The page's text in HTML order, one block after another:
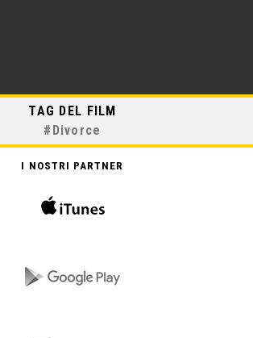
TAG DEL FILM
# Divorce
I NOSTRI PARTNER